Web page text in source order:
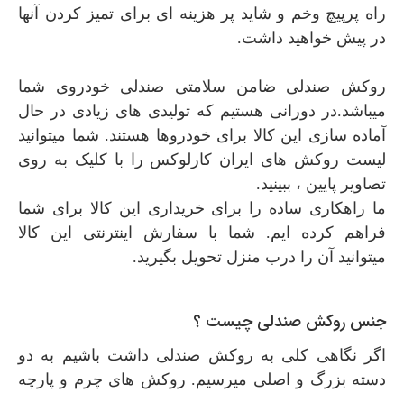
راه پرپیچ وخم و شاید پر هزینه ای برای تمیز کردن آنها
در پیش خواهید داشت.
روکش صندلی ضامن سلامتی صندلی خودروی شما
میباشد.در دورانی هستیم که تولیدی های زیادی در حال
آماده سازی این کالا برای خودروها هستند. شما میتوانید
لیست روکش های ایران کارلوکس را با کلیک به روی
تصاویر پایین ، ببینید.
ما راهکاری ساده را برای خریداری این کالا برای شما
فراهم کرده ایم. شما با سفارش اینترنتی این کالا
میتوانید آن را درب منزل تحویل بگیرید.
جنس روکش صندلی چیست ؟
اگر نگاهی کلی به روکش صندلی داشت باشیم به دو
دسته بزرگ و اصلی میرسیم. روکش های چرم و پارچه